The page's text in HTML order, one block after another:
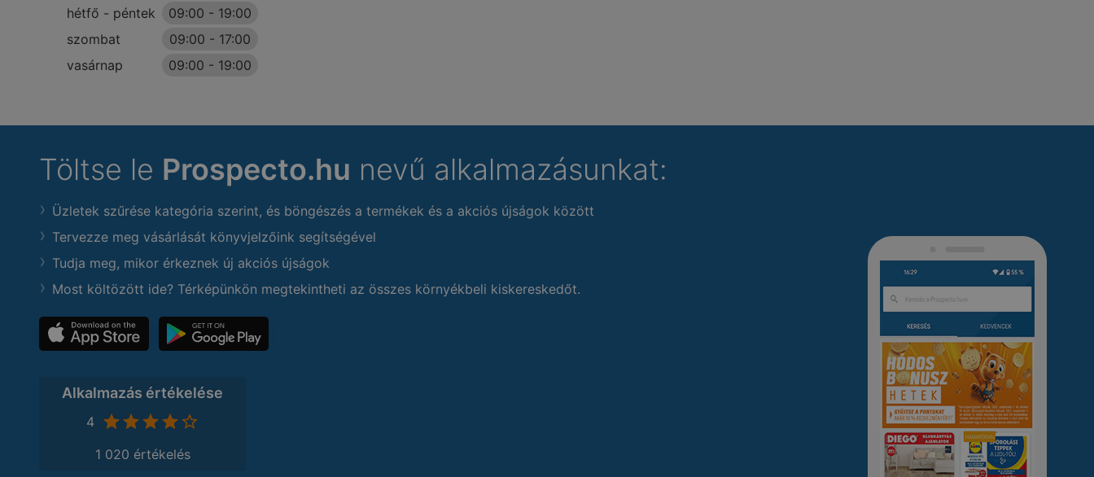
hétfő - péntek
09:00 - 19:00
szombat
09:00 - 17:00
vasárnap
09:00 - 19:00
Töltse le Prospecto.hu nevű alkalmazásunkat:
Üzletek szűrése kategória szerint, és böngészés a termékek és a akciós újságok között
Tervezze meg vásárlását könyvjelzőink segítségével
Tudja meg, mikor érkeznek új akciós újságok
Most költözött ide? Térképünkön megtekintheti az összes környékbeli kiskereskedőt.
Alkalmazás értékelése
4
1 020 értékelés